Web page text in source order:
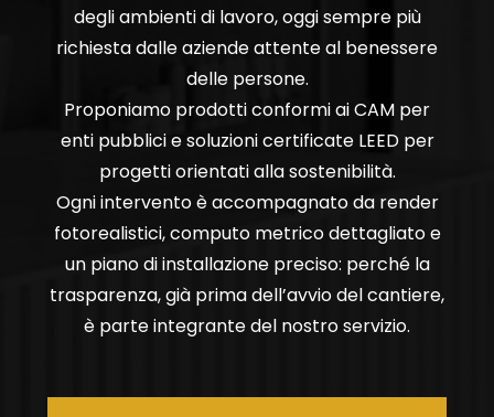
degli ambienti di lavoro, oggi sempre più
richiesta dalle aziende attente al benessere
delle persone.
Proponiamo prodotti conformi ai CAM per
enti pubblici e soluzioni certificate LEED per
progetti orientati alla sostenibilità.
Ogni intervento è accompagnato da render
fotorealistici, computo metrico dettagliato e
un piano di installazione preciso: perché la
trasparenza, già prima dell’avvio del cantiere,
è parte integrante del nostro servizio.